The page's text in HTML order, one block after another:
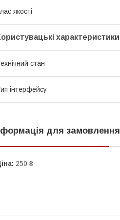
якості
характеристики
стан
інтерфейсу
для замовлення
250 ₴